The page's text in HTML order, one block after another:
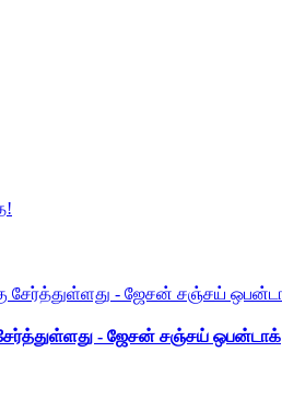
சேர்த்துள்ளது - ஜேசன் சஞ்சய் ஒபன்டாக்